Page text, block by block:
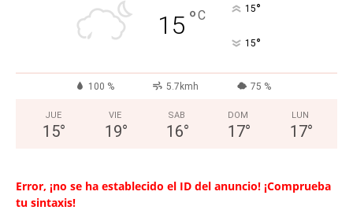
15 °C 15°
15°
100 % 5.7kmh 75 %
JUE
15°
VIE
19°
SAB
16°
DOM
17°
LUN
17°
Error, ¡no se ha establecido el ID del anuncio! ¡Comprueba
tu sintaxis!